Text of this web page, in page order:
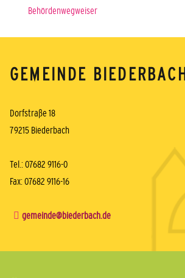
Behördenwegweiser
GEMEINDE BIEDERBACH
Dorfstraße 18
79215 Biederbach
Tel.: 07682 9116-0
Fax: 07682 9116-16
gemeinde@biederbach.de